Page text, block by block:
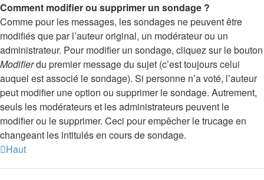
Comment modifier ou supprimer un sondage ?
Comme pour les messages, les sondages ne peuvent être
modifiés que par l’auteur original, un modérateur ou un
administrateur. Pour modifier un sondage, cliquez sur le bouton
Modifierdu premier message du sujet (c’est toujours celui
auquel est associé le sondage). Si personne n’a voté, l’auteur
peut modifier une option ou supprimer le sondage. Autrement,
seuls les modérateurs et les administrateurs peuvent le
modifier ou le supprimer. Ceci pour empêcher le trucage en
changeant les intitulés en cours de sondage.
Haut